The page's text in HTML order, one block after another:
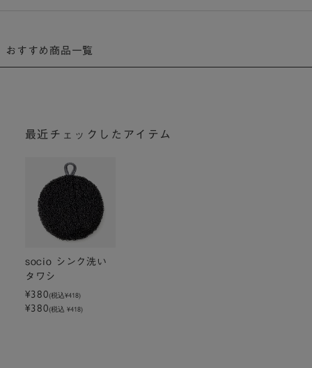
おすすめ商品一覧
最近チェックしたアイテム
socio シンク洗い
タワシ
¥380(税込¥418)
¥380(税込 ¥418)